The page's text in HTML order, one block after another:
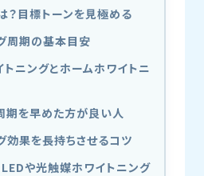
？目標トーンを見極める
周期の基本目安
トニングとホームホワイトニ
期を早めた方が良い人
効果を長持ちさせるコツ
LEDや光触媒ホワイトニング